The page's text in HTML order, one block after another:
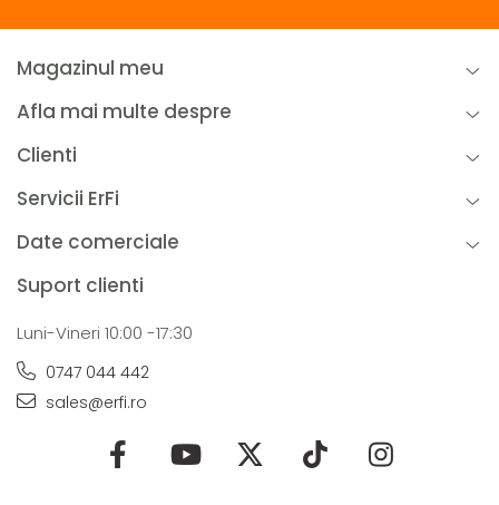
Magazinul meu
Afla mai multe despre
Clienti
Servicii ErFi
Date comerciale
Suport clienti
Luni-Vineri 10:00 -17:30
0747 044 442
sales@erfi.ro